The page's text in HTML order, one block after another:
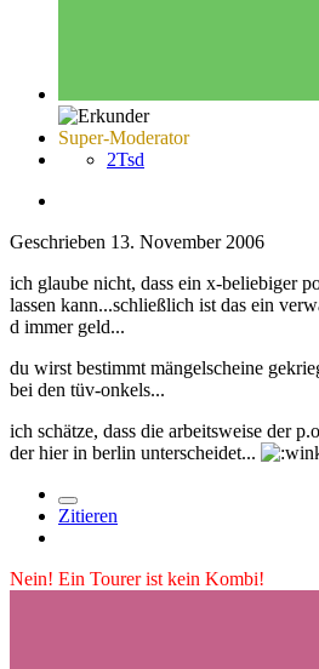
Super-Moderator
2Tsd
Geschrieben 13. November 2006
ich glaube nicht, dass ein x-beliebiger
lassen kann...schließlich ist das ein
d immer geld...
du wirst bestimmt mängelscheine
bei den tüv-onkels...
ich schätze, dass die arbeitsweise der
der hier in berlin unterscheidet...
Zitieren
Nein! Ein Tourer ist kein Kombi!